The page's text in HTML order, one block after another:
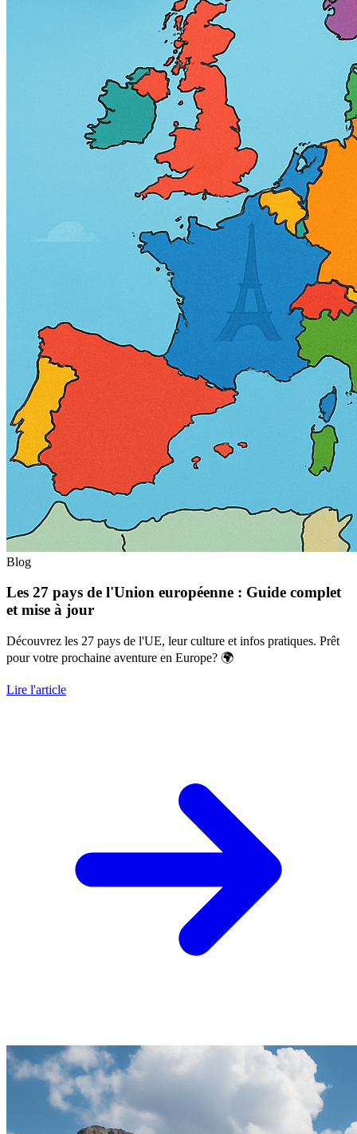
Blog
Les 27 pays de l'Union européenne : Guide complet
et mise à jour
Découvrez les 27 pays de l'UE, leur culture et infos pratiques. Prêt
pour votre prochaine aventure en Europe? 🌍
Lire l'article